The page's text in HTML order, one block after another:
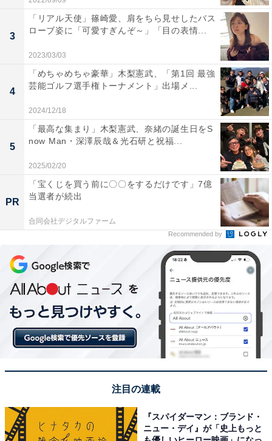
3
「リアル天使」篠崎愛、肩をちら見せしたバス
ローブ姿に「可愛すぎんぞ～」「目の表情...
2023/03/03
4
「めちゃめちゃ豪華」木梨憲武、「第1回 最強
芸能ゴルフ選手権トーナメント」出場メ...
2024/12/18
5
「最高な集まり」木梨憲武、奈緒の誕生日をS
now Man・深澤辰哉＆光石研と祝福...
2025/02/20
PR
「宝くじを買う前に〇〇をするだけです」7億
当選者が続出
合同会社デジタルファーム
Recommended by
注目の連載
『スパイダーマン：ブランド・
ニュー・デイ』が「史上もっと